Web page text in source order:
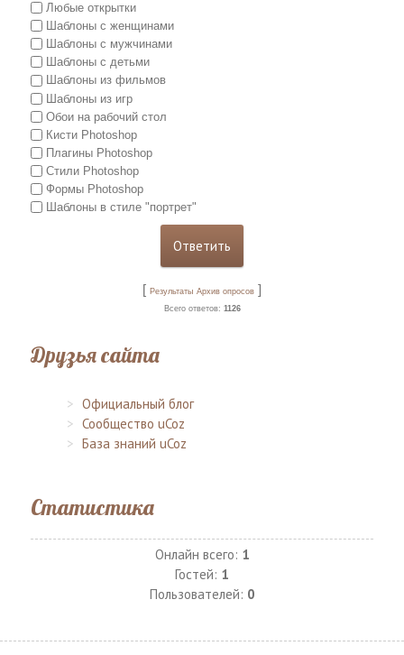
Любые открытки
Шаблоны с женщинами
Шаблоны с мужчинами
Шаблоны с детьми
Шаблоны из фильмов
Шаблоны из игр
Обои на рабочий стол
Кисти Photoshop
Плагины Photoshop
Стили Photoshop
Формы Photoshop
Шаблоны в стиле "портрет"
[ Результаты Архив опросов ]
Всего ответов: 1126
Друзья сайта
Официальный блог
Сообщество uCoz
База знаний uCoz
Статистика
Онлайн всего: 1
Гостей: 1
Пользователей: 0